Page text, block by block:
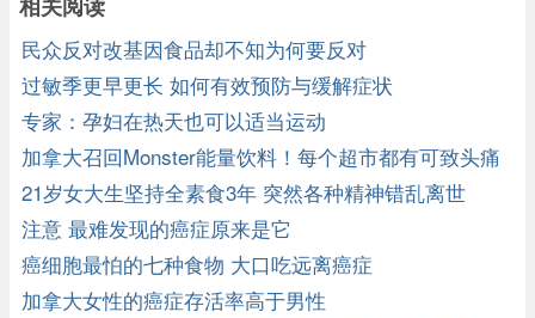
民众反对改基因食品却不知为何要反对
过敏季更早更长 如何有效预防与缓解症状
专家：孕妇在热天也可以适当运动
加拿大召回Monster能量饮料！每个超市都有可致头痛
失眠等病
21岁女大生坚持全素食3年 突然各种精神错乱离世
注意 最难发现的癌症原来是它
癌细胞最怕的七种食物 大口吃远离癌症
加拿大女性的癌症存活率高于男性